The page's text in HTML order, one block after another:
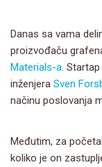
Danas sa vama
proizvođaču
Materials-a.
inženjera Sven
načinu poslovanja
Međutim, za
koliko je on